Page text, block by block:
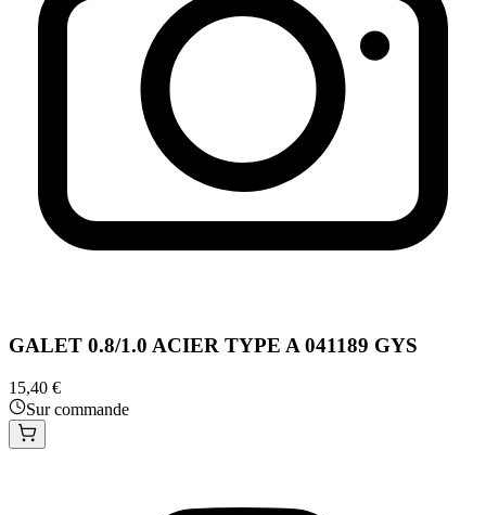
GALET 0.8/1.0 ACIER TYPE A 041189 GYS
15,40 €
Sur commande